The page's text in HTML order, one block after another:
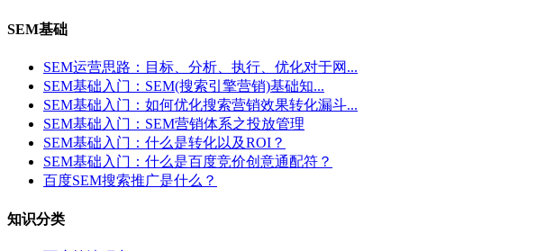
SEM基础
SEM运营思路：目标、分析、执行、优化对于网...
SEM基础入门：SEM(搜索引擎营销)基础知...
SEM基础入门：如何优化搜索营销效果转化漏斗...
SEM基础入门：SEM营销体系之投放管理
SEM基础入门：什么是转化以及ROI？
SEM基础入门：什么是百度竞价创意通配符？
百度SEM搜索推广是什么？
知识分类